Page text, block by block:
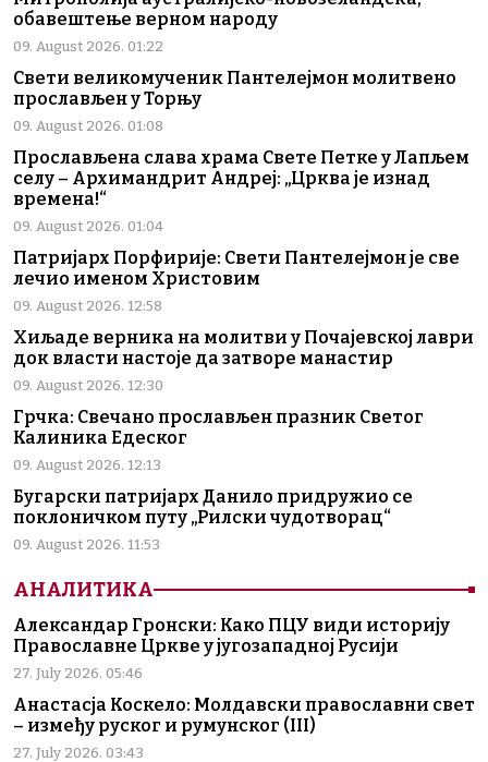
обавештење верном народу
09. August 2026. 01:22
Свети великомученик Пантелејмон молитвено
прослављен у Торњу
09. August 2026. 01:08
Прослављена слава храма Свете Петке у Лапљем
селу – Архимандрит Андреј: „Црква је изнад
времена!“
09. August 2026. 01:04
Патријарх Порфирије: Свети Пантелејмон је све
лечио именом Христовим
09. August 2026. 12:58
Хиљаде верника на молитви у Почајевској лаври
док власти настоје да затворе манастир
09. August 2026. 12:30
Грчка: Свечано прослављен празник Светог
Калиника Едеског
09. August 2026. 12:13
Бугарски патријарх Данило придружио се
поклоничком путу „Рилски чудотворац“
09. August 2026. 11:53
АНАЛИТИКА
Александар Гронски: Како ПЦУ види историју
Православне Цркве у југозападној Русији
27. July 2026. 05:46
Анастасја Коскело: Молдавски православни свет
– између руског и румунског (III)
27. July 2026. 03:43